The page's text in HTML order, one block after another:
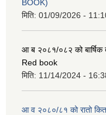
BOOK)
मिति: 01/09/2026 -
आ ब २०८१/०८२ को बार्षिक
Red book
मिति: 11/14/2024 -
आ व २०८०/८१ को रातो